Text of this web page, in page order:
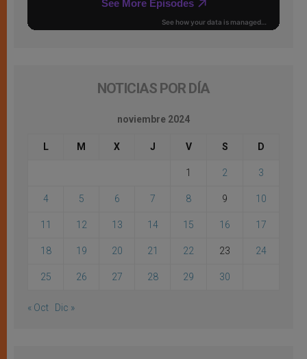
NOTICIAS POR DÍA
noviembre 2024
L M X J V S D
1 2 3
4 5 6 7 8 9 10
11 12 13 14 15 16 17
18 19 20 21 22 23 24
25 26 27 28 29 30
« Oct Dic »